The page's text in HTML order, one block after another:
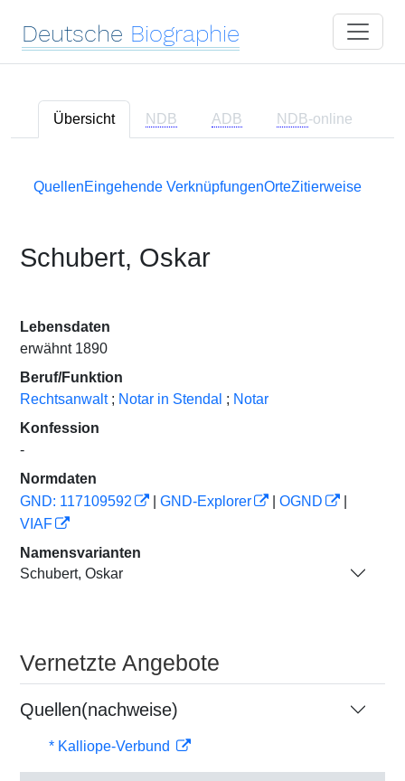
Deutsche Biographie
Übersicht NDB ADB NDB-online
QuellenEingehende VerknüpfungenOrteZitierweise
Schubert, Oskar
Lebensdaten
erwähnt 1890
Beruf/Funktion
Rechtsanwalt ; Notar in Stendal ; Notar
Konfession
-
Normdaten
GND: 117109592
GND-Explorer OGND
VIAF
Namensvarianten
Schubert, Oskar
Vernetzte Angebote
Quellen(nachweise)
* Kalliope-Verbund